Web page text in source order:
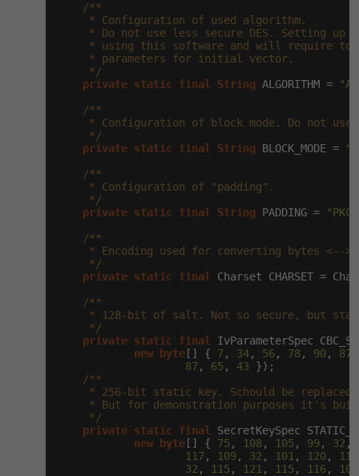
/**
     * Configuration of used algorithm.
* Do not use less secure DES. Setting up
* using this software and will require to
     * parameters for initial vector.
     */
private static final String ALGORITHM =
/**
* Configuration of block mode. Do not use
     */
private static final String BLOCK_MODE =
/**
     * Configuration of "padding".
     */
private static final String PADDING =
/**
* Encoding used for converting bytes <-->
     */
private static final
Charset CHARSET =
/**
* 128-bit of salt. Not so secure, but
     */
private static final
IvParameterSpec
new
byte [] { 7 , 34, 56, 78, 90, 87
87 , 65 , 43 });
/**
* 256-bit static key. Schould be
* But for demonstration purposes it's
     */
private static final
SecretKeySpec
new
byte [] { 75 , 108, 105 , 99, 32 ,
117 , 109, 32 , 101 , 120, 116
32 , 115 , 121 , 115 , 116, 101